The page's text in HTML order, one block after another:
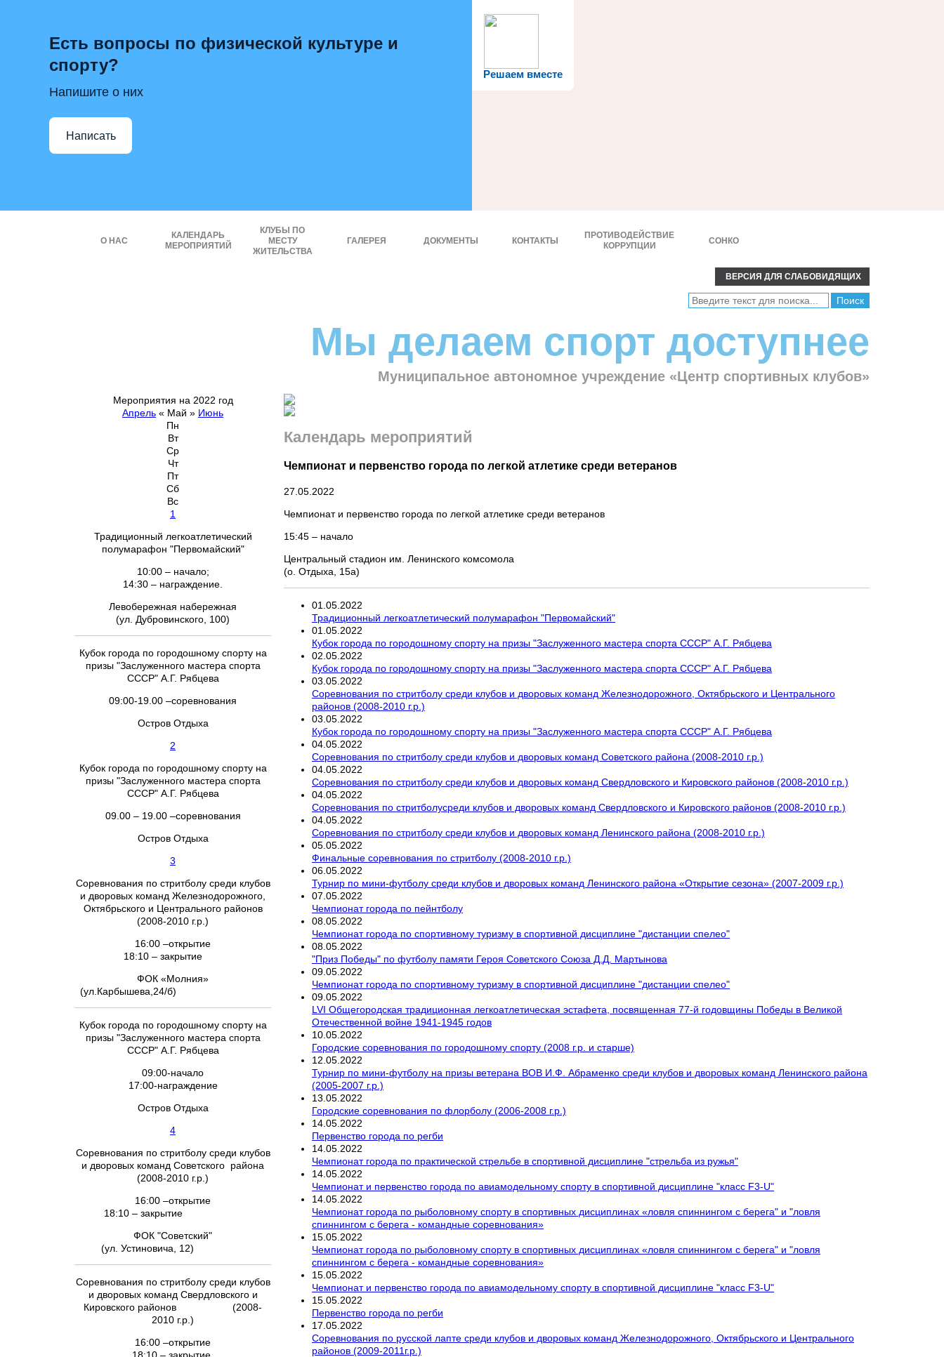
Решаем вместе
Есть вопросы по физической культуре и
спорту?
Напишите о них
Написать
О НАС
КАЛЕНДАРЬ
МЕРОПРИЯТИЙ
КЛУБЫ ПО
МЕСТУ
ЖИТЕЛЬСТВА
ГАЛЕРЕЯ ДОКУМЕНТЫ КОНТАКТЫ
ПРОТИВОДЕЙСТВИЕ
КОРРУПЦИИ
СОНКО
ВЕРСИЯ ДЛЯ СЛАБОВИДЯЩИХ
Мы делаем спорт доступнее
Муниципальное автономное учреждение «Центр спортивных клубов»
Мероприятия на 2022 год
Апрель « Май » Июнь
Пн
Вт
Ср
Чт
Пт
Сб
Вс
1
Традиционный легкоатлетический
полумарафон "Первомайский"
10:00 – начало;
14:30 – награждение.
Левобережная набережная
(ул. Дубровинского, 100)
Кубок города по городошному спорту на
призы "Заслуженного мастера спорта
СССР" А.Г. Рябцева
09:00-19.00 –соревнования
Остров Отдыха
2
Кубок города по городошному спорту на
призы "Заслуженного мастера спорта
СССР" А.Г. Рябцева
09.00 – 19.00 –соревнования
Остров Отдыха
3
Соревнования по стритболу среди клубов
и дворовых команд Железнодорожного,
Октябрьского и Центрального районов
(2008-2010 г.р.)
16:00 –открытие
18:10 – закрытие
ФОК «Молния»
(ул.Карбышева,24/б)
Кубок города по городошному спорту на
призы "Заслуженного мастера спорта
СССР" А.Г. Рябцева
09:00-начало
17:00-награждение
Остров Отдыха
4
Соревнования по стритболу среди клубов
и дворовых команд Советского района
(2008-2010 г.р.)
16:00 –открытие
18:10 – закрытие
ФОК "Советский"
(ул. Устиновича, 12)
Соревнования по стритболу среди клубов
и дворовых команд Свердловского и
Кировского районов (2008-
2010 г.р.)
16:00 –открытие
Календарь мероприятий
Чемпионат и первенство города по легкой атлетике среди ветеранов
27.05.2022
Чемпионат и первенство города по легкой атлетике среди ветеранов
15:45 – начало
Центральный стадион им. Ленинского комсомола
(о. Отдыха, 15а)
01 05 2022
Традиционный легкоатлетический полумарафон "Первомайский"
01 05 2022
Кубок города по городошному спорту на призы "Заслуженного мастера спорта СССР" А.Г. Рябцева
02 05 2022
Кубок города по городошному спорту на призы "Заслуженного мастера спорта СССР" А.Г. Рябцева
03 05 2022
Соревнования по стритболу среди клубов и дворовых команд Железнодорожного, Октябрьского и Центрального
районов (2008-2010 г.р.)
03 05 2022
Кубок города по городошному спорту на призы "Заслуженного мастера спорта СССР" А.Г. Рябцева
04 05 2022
Соревнования по стритболу среди клубов и дворовых команд Советского района (2008-2010 г.р.)
04 05 2022
Соревнования по стритболу среди клубов и дворовых команд Свердловского и Кировского районов (2008-2010 г.р.)
04 05 2022
Соревнования по стритболусреди клубов и дворовых команд Свердловского и Кировского районов (2008-2010 г.р.)
04 05 2022
Соревнования по стритболу среди клубов и дворовых команд Ленинского района (2008-2010 г.р.)
05 05 2022
Финальные соревнования по стритболу (2008-2010 г.р.)
06 05 2022
Турнир по мини-футболу среди клубов и дворовых команд Ленинского района «Открытие сезона» (2007-2009 г.р.)
07 05 2022
Чемпионат города по пейнтболу
08 05 2022
Чемпионат города по спортивному туризму в спортивной дисциплине "дистанции спелео"
08 05 2022
"Приз Победы" по футболу памяти Героя Советского Союза Д.Д. Мартынова
09 05 2022
Чемпионат города по спортивному туризму в спортивной дисциплине "дистанции спелео"
09 05 2022
LVI Общегородская традиционная легкоатлетическая эстафета, посвященная 77-й годовщины Победы в Великой
Отечественной войне 1941-1945 годов
10 05 2022
Городские соревнования по городошному спорту (2008 г.р. и старше)
12 05 2022
Турнир по мини-футболу на призы ветерана ВОВ И.Ф. Абраменко среди клубов и дворовых команд Ленинского района
(2005-2007 г.р.)
13 05 2022
Городские соревнования по флорболу (2006-2008 г.р.)
14 05 2022
Первенство города по регби
14 05 2022
Чемпионат города по практической стрельбе в спортивной дисциплине "стрельба из ружья"
14 05 2022
Чемпионат и первенство города по авиамодельному спорту в спортивной дисциплине "класс F3-U"
14 05 2022
Чемпионат города по рыболовному спорту в спортивных дисциплинах «ловля спиннингом с берега" и "ловля
спиннингом с берега - командные соревнования»
15 05 2022
Чемпионат города по рыболовному спорту в спортивных дисциплинах «ловля спиннингом с берега" и "ловля
спиннингом с берега - командные соревнования»
15 05 2022
Чемпионат и первенство города по авиамодельному спорту в спортивной дисциплине "класс F3-U"
15 05 2022
Первенство города по регби
17 05 2022
Соревнования по русской лапте среди клубов и дворовых команд Железнодорожного, Октябрьского и Центрального
районов (2009-2011г.р.)